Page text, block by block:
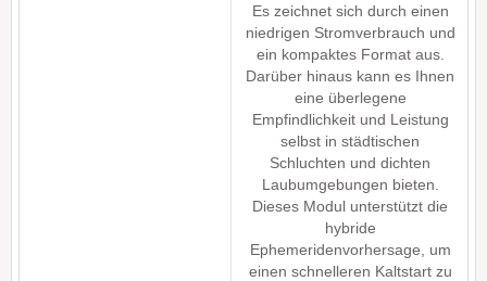
Es zeichnet sich durch einen
niedrigen Stromverbrauch und
ein kompaktes Format aus.
Darüber hinaus kann es Ihnen
eine überlegene
Empfindlichkeit und Leistung
selbst in städtischen
Schluchten und dichten
Laubumgebungen bieten.
Dieses Modul unterstützt die
hybride
Ephemeridenvorhersage, um
einen schnelleren Kaltstart zu